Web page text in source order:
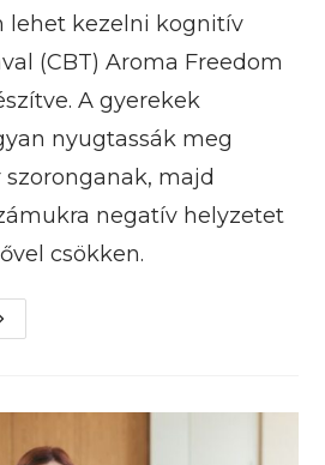
lehet kezelni kognitív
(CBT) Aroma Freedom
A gyerekek
nyugtassák meg
majd
negatív helyzetet
csökken.